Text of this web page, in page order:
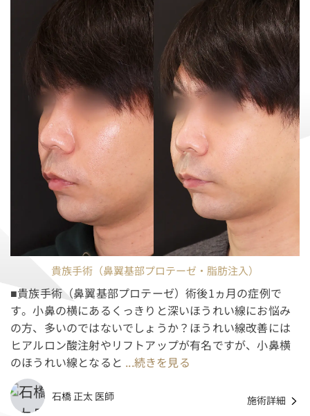
貴族手術（鼻翼基部プロテーゼ・脂肪注入）
■貴族手術（鼻翼基部プロテーゼ）術後1ヵ月の症例で
す。小鼻の横にあるくっきりと深いほうれい線にお悩み
の方、多いのではないでしょうか？ほうれい線改善には
ヒアルロン酸注射やリフトアップが有名ですが、小鼻横
のほうれい線となると ...続きを見る
石橋 正太 医師 施術詳細